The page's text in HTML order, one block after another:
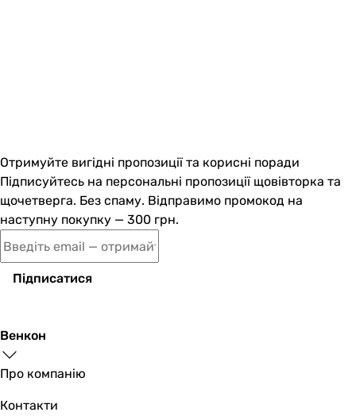
Отримуйте вигідні пропозиції та корисні поради
Підписуйтесь на персональні пропозиції щовівторка та
щочетверга. Без спаму. Відправимо промокод на
наступну покупку — 300 грн.
Підписатися
Венкон
Про компанію
Контакти